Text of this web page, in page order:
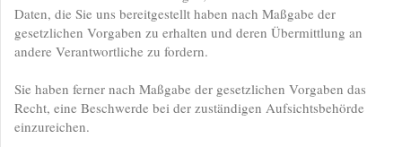
Daten, die Sie uns bereitgestellt haben nach Maßgabe der
gesetzlichen Vorgaben zu erhalten und deren Übermittlung an
andere Verantwortliche zu fordern.
Sie haben ferner nach Maßgabe der gesetzlichen Vorgaben das
Recht, eine Beschwerde bei der zuständigen Aufsichtsbehörde
einzureichen.